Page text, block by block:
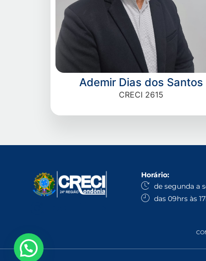
Ademir Dias dos Santos
CRECI 2615
Horário:
de segunda a
das 09hrs às